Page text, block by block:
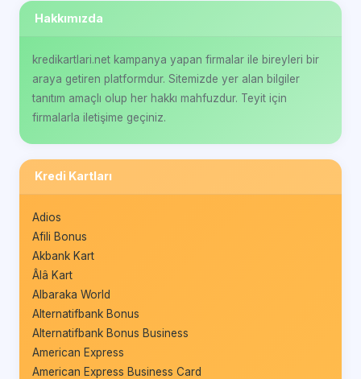
Hakkımızda
kredikartlari.net kampanya yapan firmalar ile bireyleri bir
araya getiren platformdur. Sitemizde yer alan bilgiler
tanıtım amaçlı olup her hakkı mahfuzdur. Teyit için
firmalarla iletişime geçiniz.
Kredi Kartları
Adios
Afili Bonus
Akbank Kart
Âlâ Kart
Albaraka World
Alternatifbank Bonus
Alternatifbank Bonus Business
American Express
American Express Business Card